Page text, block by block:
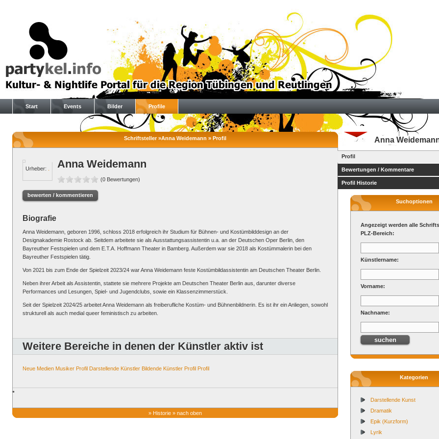
Start Events Bilder Profile
Schriftsteller »Anna Weidemann » Profil
Urheber: Anna Weidemann
(0 Bewertungen)
bewerten / kommentieren
Biografie
Anna Weidemann, geboren 1996, schloss 2018 erfolgreich ihr Studium für Bühnen- und Kostümbilddesign an der
Designakademie Rostock ab. Seitdem arbeitete sie als Ausstattungsassistentin u.a. an der Deutschen Oper Berlin, den
Bayreuther Festspielen und dem E.T.A. Hoffmann Theater in Bamberg. Außerdem war sie 2018 als Kostümmalerin bei den
Bayreuther Festspielen tätig.
Von 2021 bis zum Ende der Spielzeit 2023/24 war Anna Weidemann feste Kostümbildassistentin am Deutschen Theater Berlin.
Neben ihrer Arbeit als Assistentin, stattete sie mehrere Projekte am Deutschen Theater Berlin aus, darunter diverse
Performances und Lesungen, Spiel- und Jugendclubs, sowie ein Klassenzimmerstück.
Seit der Spielzeit 2024/25 arbeitet Anna Weidemann als freiberufliche Kostüm- und Bühnenbildnerin. Es ist ihr ein Anliegen, sowohl
strukturell als auch medial queer feministisch zu arbeiten.
Weitere Bereiche in denen der Künstler aktiv ist
Neue Medien Musiker Profil Darstellende Künstler Bildende Künstler Profil Profil
» Historie » nach oben
Anna
Profil
Bewertungen / Kommentare
Profil Historie
Suchoptionen
Angezeigt werden alle
PLZ-Bereich:
Künstlername:
Vorname:
Nachname:
Kategorien
Darstellende Kunst
Dramatik
Epik (Kurzform)
Lyrik